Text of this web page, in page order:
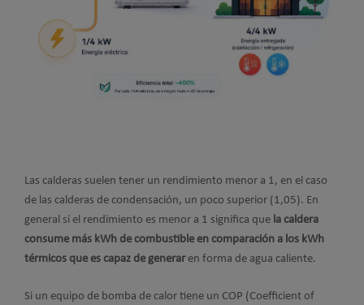
Las calderas suelen tener un rendimiento menor a 1, en el caso
de las calderas de condensación, un poco superior (1,05). En
general si el rendimiento es menor a 1 significa que la caldera
consume más kWh de combustible en comparación a los kWh
térmicos que es capaz de generaren forma de agua caliente.
Si un equipo de bomba de calor tiene un COP (Coefficient of